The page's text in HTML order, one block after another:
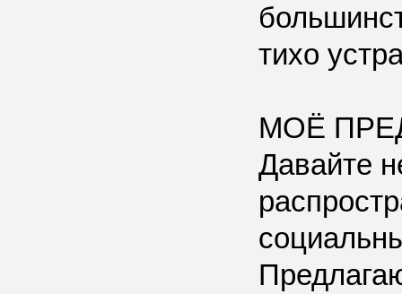
тихо
МОЁ
Давайте